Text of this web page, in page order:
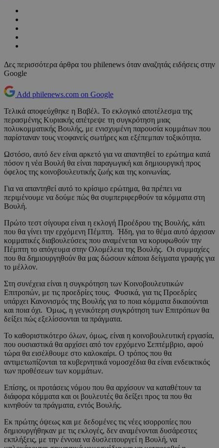
Δες περισσότερα άρθρα του philenews όταν αναζητάς ειδήσεις στην
Google
Add philenews.com on Google
Τελικά αποφεύχθηκε η Βαβέλ. Το εκλογικό αποτέλεσμα της
περασμένης Κυριακής απέτρεψε τη συγκρότηση μιας
πολυκομματικής Βουλής, με ενισχυμένη παρουσία κομμάτων που
παρίσταναν τους νεοφανείς σωτήρες και εξέπεμπαν τοξικότητα.
Ωστόσο, αυτό δεν είναι αρκετό για να απαντηθεί το ερώτημα κατά
πόσον η νέα Βουλή θα είναι παραγωγική και δημιουργική προς
όφελος της κοινοβουλευτικής ζωής και της κοινωνίας.
Για να απαντηθεί αυτό το κρίσιμο ερώτημα, θα πρέπει να
περιμένουμε να δούμε πώς θα συμπεριφερθούν τα κόμματα στη
Βουλή.
Πρώτο τεστ σίγουρα είναι η εκλογή Προέδρου της Βουλής, κάτι
που θα γίνει την ερχόμενη Πέμπτη. Ήδη, για το θέμα αυτό άρχισαν
κομματικές διαβουλεύσεις που αναμένεται να κορυφωθούν την
Πέμπτη το απόγευμα στην Ολομέλεια της Βουλής. Οι συμμαχίες
που θα δημιουργηθούν θα μας δώσουν κάποια δείγματα γραφής για
το μέλλον.
Στη συνέχεια είναι η συγκρότηση των Κοινοβουλευτικών
Επιτροπών, με τις προεδρίες τους. Φυσικά, για τις Προεδρίες
υπάρχει Κανονισμός της Βουλής για το ποια κόμματα δικαιούνται
και ποια όχι. Όμως, η γενικότερη συγκρότηση των Επιτρόπων θα
δείξει πώς εξελίσσονται τα πράγματα.
Το καθοριστικότερο όλων, όμως, είναι η κοινοβουλευτική εργασία,
που ουσιαστικά θα αρχίσει από τον ερχόμενο Σεπτέμβριο, αφού
τώρα θα εισέλθουμε στο καλοκαίρι. Ο τρόπος που θα
αντιμετωπίζονται τα κυβερνητικά νομοσχέδια θα είναι ενδεικτικός
των προθέσεων των κομμάτων.
Επίσης, οι προτάσεις νόμου που θα αρχίσουν να καταθέτουν τα
διάφορα κόμματα και οι βουλευτές θα δείξει προς τα που θα
κινηθούν τα πράγματα, εντός Βουλής.
Εκ πρώτης όψεως και με δεδομένες τις νέες ισορροπίες που
δημιουργήθηκαν με τις εκλογές, δεν αναμένονται δυσάρεστες
εκπλήξεις, με την έννοια να δυσλειτουργεί η Βουλή, να